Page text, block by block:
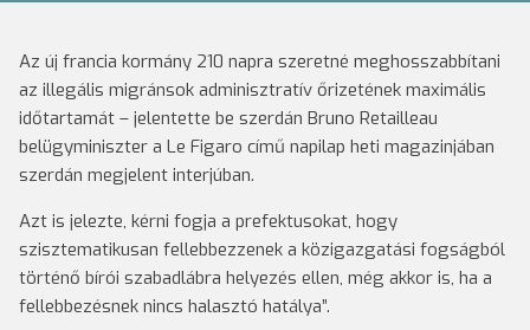
Az új francia kormány 210 napra szeretné meghosszabbítani
az illegális migránsok adminisztratív őrizetének maximális
időtartamát – jelentette be szerdán Bruno Retailleau
belügyminiszter a Le Figaro című napilap heti magazinjában
szerdán megjelent interjúban.
Azt is jelezte, kérni fogja a prefektusokat, hogy
szisztematikusan fellebbezzenek a közigazgatási fogságból
történő bírói szabadlábra helyezés ellen, még akkor is, ha a
fellebbezésnek nincs halasztó hatálya”.